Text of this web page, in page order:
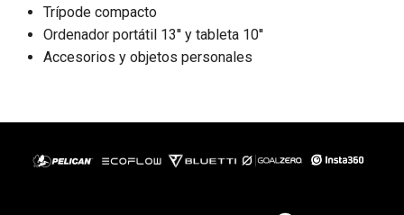
Trípode compacto
Ordenador portátil 13'' y tableta 10''
Accesorios y objetos personales